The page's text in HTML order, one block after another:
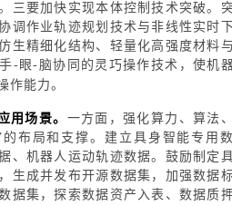
三要加快实现本体控制技术突破。
调作业轨迹规划技术与非线性实时
生精细化结构、轻量化高强度材料
-眼-脑协同的灵巧操作技术，使机
作能力。
用场景。 一方面，强化算力、算法
布局和支撑。建立具身智能专用
、机器人运动轨迹数据。鼓励制定
生成并发布开源数据集，加强数据
据集，探索数据资产入表、数据质